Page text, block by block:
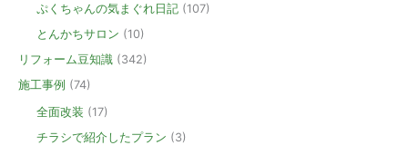
ぷくちゃんの気まぐれ日記 (107)
とんかちサロン (10)
リフォーム豆知識 (342)
施工事例 (74)
全面改装 (17)
チラシで紹介したプラン (3)